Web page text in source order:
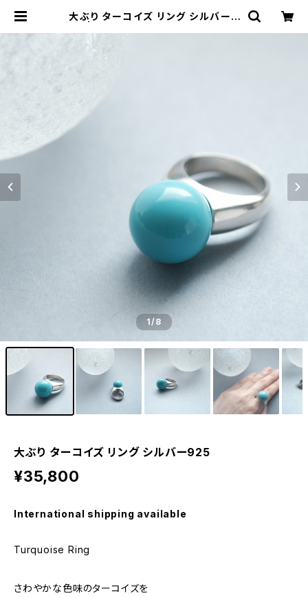
大ぶり ターコイズ リング シルバー9
ー ネックレス ピアス 指輪 ギフト
1/8
大ぶり ターコイズ リング シルバー925
¥35,800
International shipping available
Turquoise Ring
さわやかな色味のターコイズを